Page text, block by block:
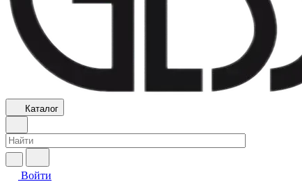
Каталог
Войти